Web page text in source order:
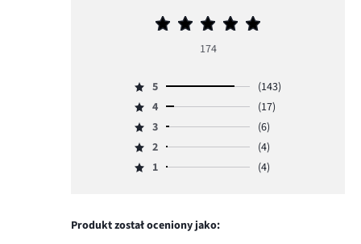
Średnia
5
174
Ocena
5,
ilość
głosów
5
(143)
Ocena
4,
ilość
głosów
4
(17)
Ocena
3,
ilość
3
(6)
Ocena
2,
4.
2
(4)
Ocena
głosów
1 (4)
Produkt został oceniony jako: